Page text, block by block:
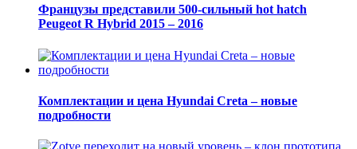
Французы представили 500-сильный hot hatch
Peugeot R Hybrid 2015 – 2016
Комплектации и цена Hyundai Creta – новые
подробности